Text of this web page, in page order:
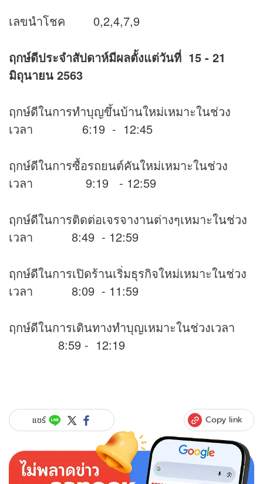
เลขนำโชค 0,2,4,7,9
ฤกษ์ดีประจำสัปดาห์มีผลตั้งแต่วันที่ 15 - 21
มิถุนายน 2563
ฤกษ์ดีในการทำบุญขึ้นบ้านใหม่เหมาะในช่วง
เวลา 6:19 - 12:45
ฤกษ์ดีในการซื้อรถยนต์คันใหม่เหมาะในช่วง
เวลา 9:19 - 12:59
ฤกษ์ดีในการติดต่อเจรจางานต่างๆเหมาะในช่วง
เวลา 8:49 - 12:59
ฤกษ์ดีในการเปิดร้านเริ่มธุรกิจใหม่เหมาะในช่วง
เวลา 8:09 - 11:59
ฤกษ์ดีในการเดินทางทำบุญเหมาะในช่วงเวลา
8:59 - 12:19
แชร์ Copy link